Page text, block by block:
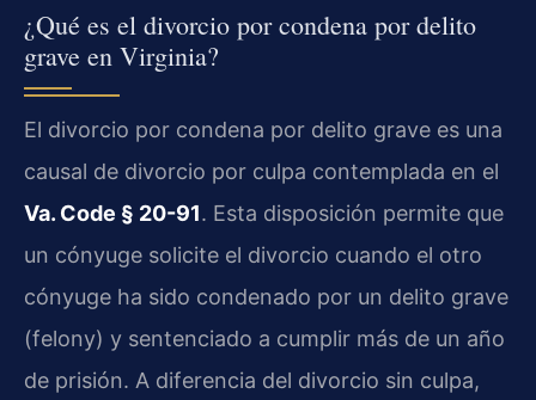
¿Qué es el divorcio por condena por delito
grave en Virginia?
El divorcio por condena por delito grave es una
causal de divorcio por culpa contemplada en el
Va. Code § 20-91. Esta disposición permite que
un cónyuge solicite el divorcio cuando el otro
cónyuge ha sido condenado por un delito grave
(felony) y sentenciado a cumplir más de un año
de prisión. A diferencia del divorcio sin culpa,